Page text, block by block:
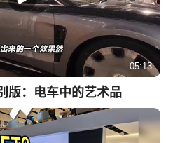
05:13
版：电车中的艺术品